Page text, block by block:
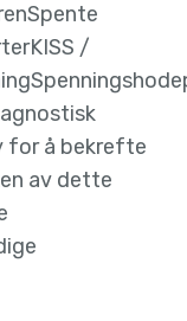
/
for å bekrefte
av dette